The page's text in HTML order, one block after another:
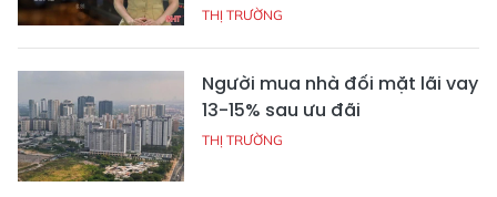
THỊ TRƯỜNG
Người mua nhà đối mặt lãi vay
13-15% sau ưu đãi
THỊ TRƯỜNG